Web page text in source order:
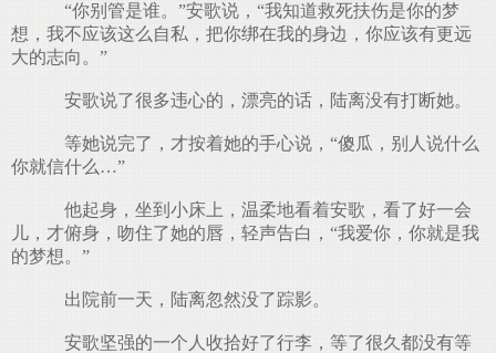
“你别管是谁。”安歌说，“我知道救死扶伤是你的梦
想，我不应该这么自私，把你绑在我的身边，你应该有更远
大的志向。”
安歌说了很多违心的，漂亮的话，陆离没有打断她。
等她说完了，才按着她的手心说，“傻瓜，别人说什么
你就信什么…”
他起身，坐到小床上，温柔地看着安歌，看了好一会
儿，才俯身，吻住了她的唇，轻声告白，“我爱你，你就是我
的梦想。”
出院前一天，陆离忽然没了踪影。
安歌坚强的一个人收拾好了行李，等了很久都没有等